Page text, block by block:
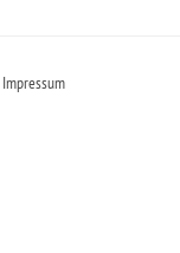
Impressum